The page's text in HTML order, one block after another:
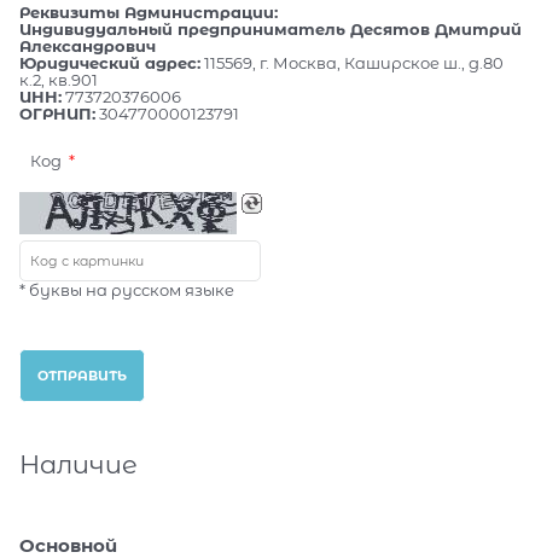
Реквизиты Администрации:
Индивидуальный предприниматель Десятов Дмитрий
Александрович
Юридический адрес:115569, г. Москва, Каширское ш., д.80
к.2, кв.901
ИНН:773720376006
ОГРНИП:304770000123791
Код
* буквы на русском языке
Наличие
Основной